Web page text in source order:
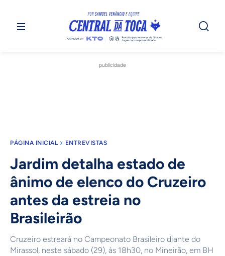
publicidade
PÁGINA INICIAL ENTREVISTAS
Jardim detalha estado de
ânimo de elenco do Cruzeiro
antes da estreia no
Brasileirão
Cruzeiro estreará no Campeonato Brasileiro diante do
Mirassol, neste sábado (29), às 18h30, no Mineirão, em BH